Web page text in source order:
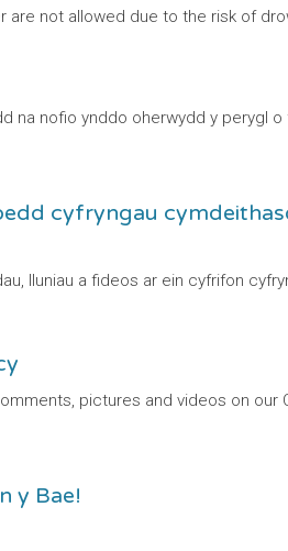
not allowed due to the risk of
na nofio ynddo oherwydd y perygl
cyfryngau
lluniau a fideos ar ein cyfrifon
pictures and videos on our
y Bae!